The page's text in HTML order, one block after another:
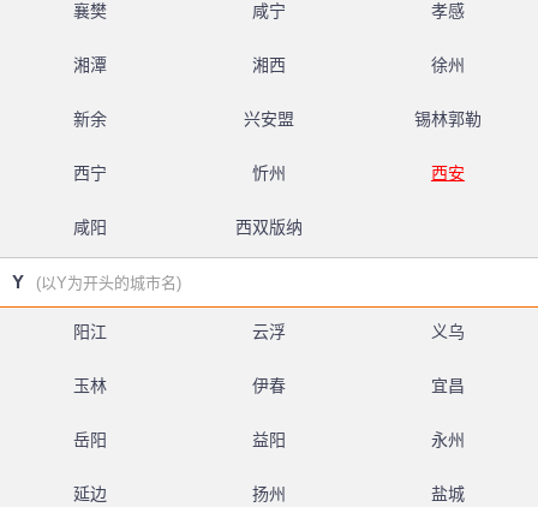
襄樊 咸宁 孝感
湘潭 湘西 徐州
新余 兴安盟 锡林郭勒
西宁 忻州 西安
咸阳 西双版纳
Y (以Y为开头的城市名)
阳江 云浮 义乌
玉林 伊春 宜昌
岳阳 益阳 永州
延边 扬州 盐城